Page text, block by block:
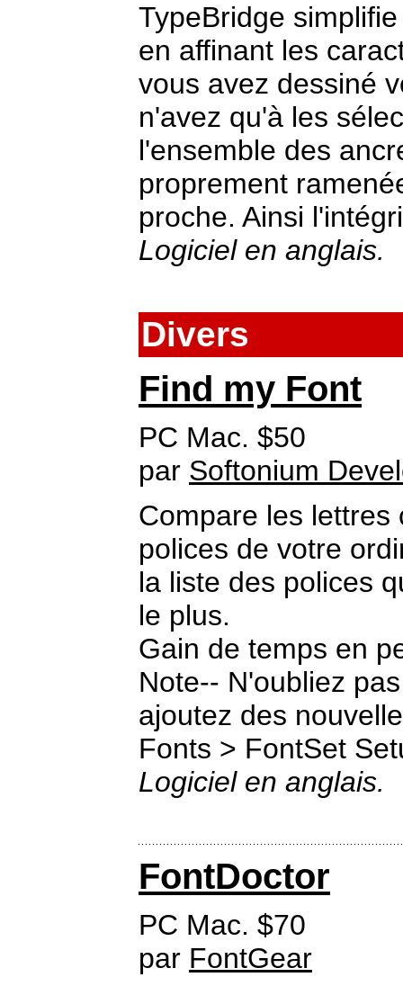
TypeBridge
en affinant les
vous avez dessiné
n'avez qu'à les
l'ensemble des
proprement
proche. Ainsi
Logiciel en anglais.
Divers
Find my Font
PC Mac. $50
par Softonium
Compare les lettres
polices de votre
la liste des polices
le plus.
Gain de temps en
Note-- N'oubliez
ajoutez des
Fonts > FontSet
Logiciel en anglais.
FontDoctor
PC Mac. $70
par FontGear